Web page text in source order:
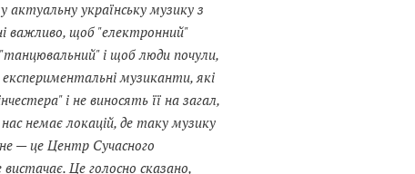
актуальну українську музику з
важливо, щоб "електронний"
і щоб люди почули,
експериментальні музиканти, які
і не виносять її на загал,
немає локацій, де таку музику
— це Центр Сучасного
Це голосно сказано,